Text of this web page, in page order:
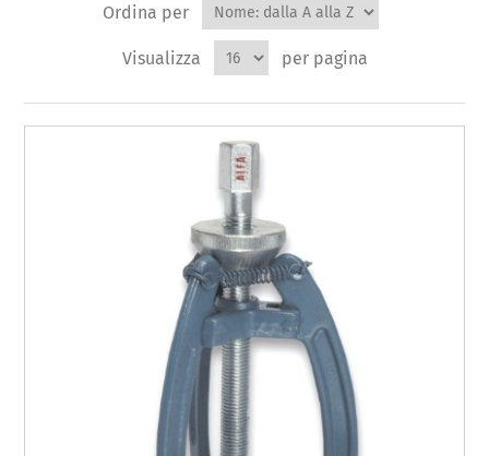
Ordina per
Visualizza per pagina